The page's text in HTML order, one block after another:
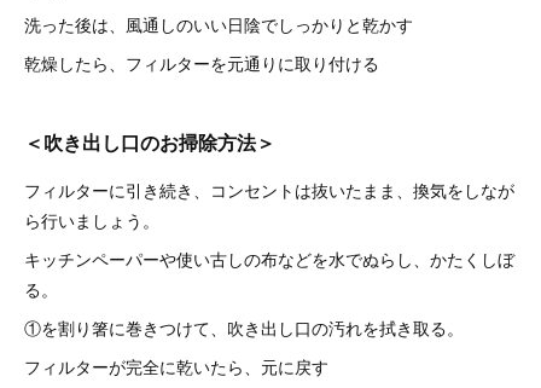
洗った後は、風通しのいい日陰でしっかりと乾かす
乾燥したら、フィルターを元通りに取り付ける
＜吹き出し口のお掃除方法＞
フィルターに引き続き、コンセントは抜いたまま、換気をしなが
ら行いましょう。
キッチンペーパーや使い古しの布などを水でぬらし、かたくしぼ
る。
①を割り箸に巻きつけて、吹き出し口の汚れを拭き取る。
フィルターが完全に乾いたら、元に戻す